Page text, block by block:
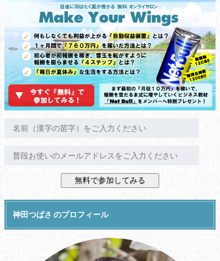
神田つばさ のプロフィール